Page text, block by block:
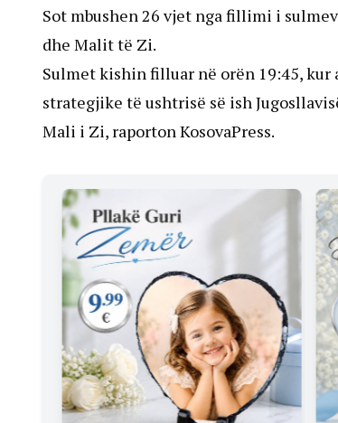
Sot mbushen 26 vjet nga fillimi i
dhe Malit të Zi.
Sulmet kishin filluar në orën 19:45, kur
strategjike të ushtrisë së ish
Mali i Zi, raporton KosovaPress.